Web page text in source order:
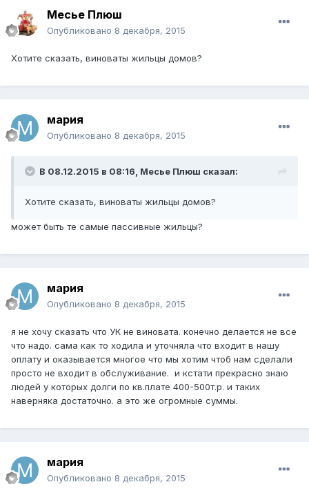
Месье Плюш
Опубликовано 8 декабря, 2015
Хотите сказать, виноваты жильцы домов?
мария
Опубликовано 8 декабря, 2015
В 08.12.2015 в 08:16, Месье Плюш сказал:
Хотите сказать, виноваты жильцы домов?
может быть те самые пассивные жильцы?
мария
Опубликовано 8 декабря, 2015
я не хочу сказать что УК не виновата. конечно делается не все
что надо. сама как то ходила и уточняла что входит в нашу
оплату и оказывается многое что мы хотим чтоб нам сделали
просто не входит в обслуживание. и кстати прекрасно знаю
людей у которых долги по кв.плате 400-500т.р. и таких
наверняка достаточно. а это же огромные суммы.
мария
Опубликовано 8 декабря, 2015